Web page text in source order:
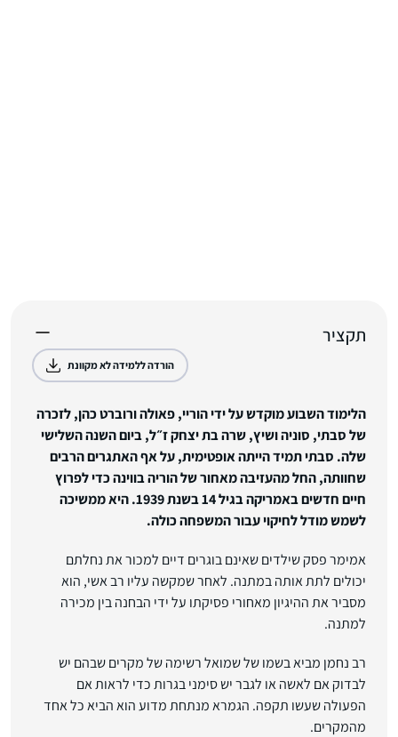
תקציר
הורדה ללמידה לא מקוונת
הלימוד השבוע מוקדש על ידי הוריי, פאולה ורוברט כהן, לזכרה
של סבתי, סוניה ושיץ, שרה בת יצחק ז״ל, ביום השנה השלישי
שלה. סבתי תמיד הייתה אופטימית, על אף האתגרים הרבים
שחוותה, החל מהעזיבה מאחור של הוריה בווינה כדי לפרוץ
חיים חדשים באמריקה בגיל 14 בשנת 1939. היא ממשיכה
לשמש מודל לחיקוי עבור המשפחה כולה.
אמימר פסק שילדים שאינם בוגרים דיים למכור את נחלתם
יכולים לתת אותה במתנה. לאחר שמקשה עליו רב אשי, הוא
מסביר את ההיגיון מאחורי פסיקתו על ידי הבחנה בין מכירה
למתנה.
רב נחמן מביא בשמו של שמואל רשימה של מקרים שבהם יש
לבדוק אם לאשה או לגבר יש סימני בגרות כדי לראות אם
הפעולה שעשו תקפה. הגמרא מנתחת מדוע הוא הביא כל אחד
מהמקרים.